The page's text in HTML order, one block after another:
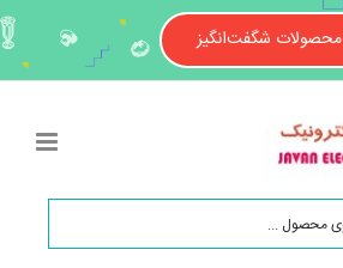
محصولات شگفت‌انگیز